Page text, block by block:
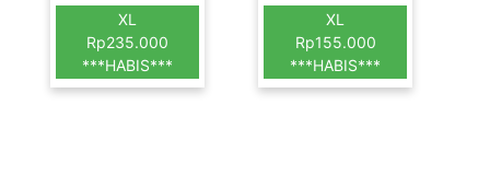
XL
Rp235.000
***HABIS***
XL
Rp155.000
***HABIS***